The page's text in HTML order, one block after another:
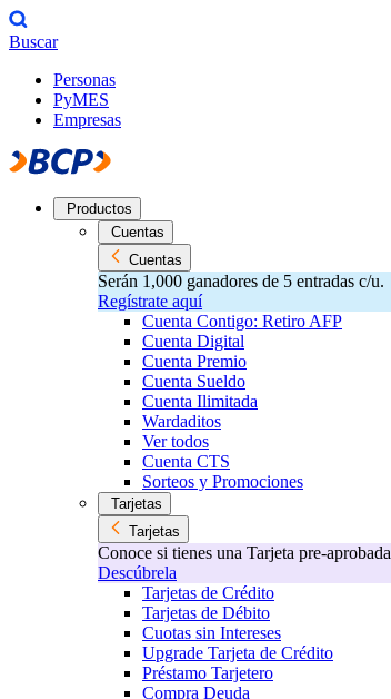
Buscar
Personas
PyMES
Empresas
Productos
Cuentas
Cuentas
Serán 1,000 ganadores de 5 entradas c/u.
Regístrate aquí
Cuenta Contigo: Retiro AFP
Cuenta Digital
Cuenta Premio
Cuenta Sueldo
Cuenta Ilimitada
Wardaditos
Ver todos
Cuenta CTS
Sorteos y Promociones
Tarjetas
Tarjetas
Conoce si tienes una Tarjeta pre-aprobada
Descúbrela
Tarjetas de Crédito
Tarjetas de Débito
Cuotas sin Intereses
Upgrade Tarjeta de Crédito
Préstamo Tarjetero
Compra Deuda